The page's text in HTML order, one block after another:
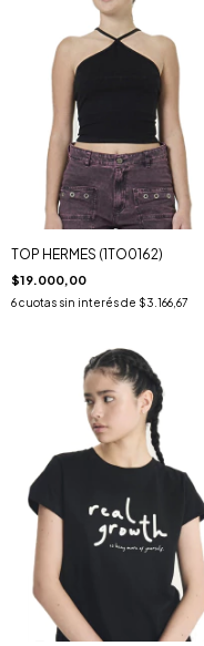
TOP HERMES (1TO0162)
$19.000,00
6cuotas sin interés de $3.166,67